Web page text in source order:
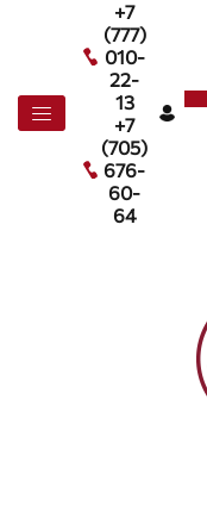
+7
(777)
010-
22-
13
+7
(705)
676-
60-
64